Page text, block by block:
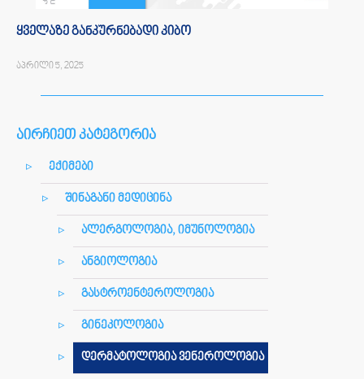
აირჩიეთ კატეგორია
ექიმები
შინაგანი მედიცინა
ალერგოლოგია, იმუნოლოგია
ანგიოლოგია
გასტროენტეროლოგია
გინეკოლოგია
დერმატოლოგია ვენეროლოგია
ყველაზე განკურნებადი კიბო
აპრილი 5, 2025